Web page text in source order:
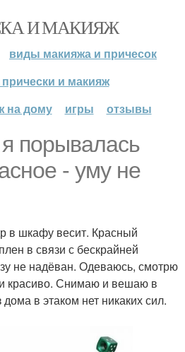
И МАКИЯЖ
виды макияжа и причесок
прически и макияж
на дому
игры отзывы
порывалась
- уму не
в шкафу весит. Красный
в связи с бескрайней
не надёван. Одеваюсь, смотрю
красиво. Снимаю и вешаю в
в этаком нет никаких сил.